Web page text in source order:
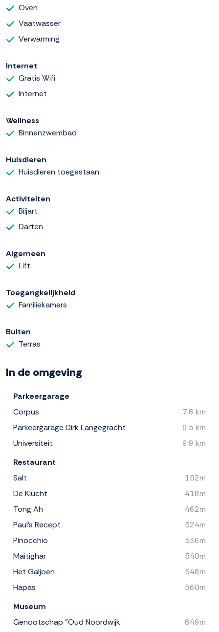
Oven
Vaatwasser
Verwarming
Internet
Gratis Wifi
Internet
Wellness
Binnenzwembad
Huisdieren
Huisdieren toegestaan
Activiteiten
Biljart
Darten
Algemeen
Lift
Toegangkelijkheid
Familiekamers
Buiten
Terras
In de omgeving
Parkeergarage
Corpus
7.8 km
Parkeergarage Dirk Langegracht
9.5 km
Universiteit
9.9 km
Restaurant
Salt
152m
De Klucht
418m
Tong Ah
462m
Paul's Recept
524m
Pinocchio
536m
Maitighar
540m
Het Galjoen
548m
Hapas
560m
Museum
Genootschap "Oud Noordwijk
649m